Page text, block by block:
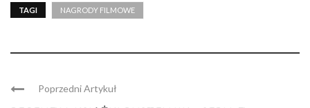
TAGI NAGRODY FILMOWE
Poprzedni Artykuł